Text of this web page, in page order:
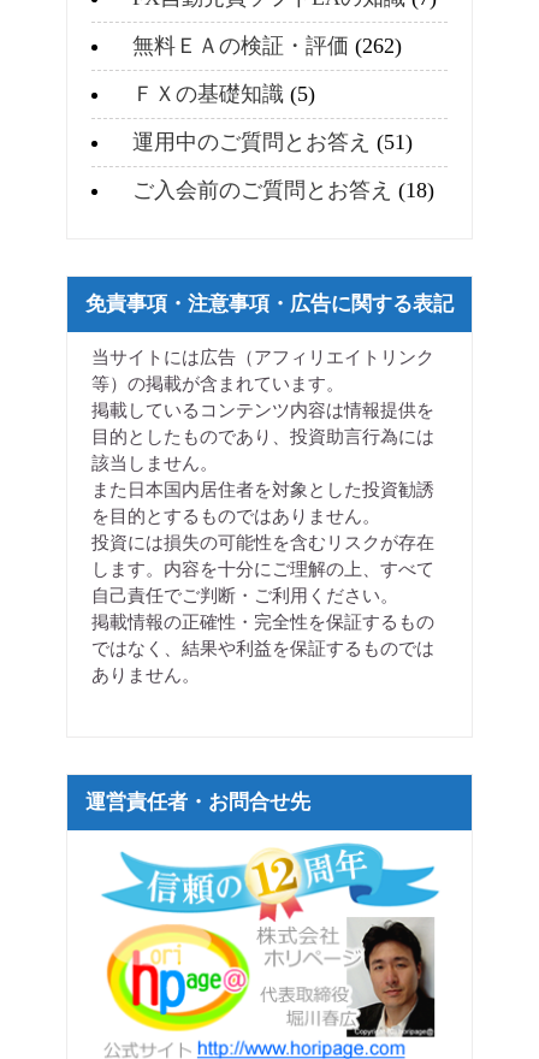
無料ＥＡの検証・評価 (262)
ＦＸの基礎知識 (5)
運用中のご質問とお答え (51)
ご入会前のご質問とお答え (18)
免責事項・注意事項・広告に関する表記
当サイトには広告（アフィリエイトリンク
等）の掲載が含まれています。
掲載しているコンテンツ内容は情報提供を
目的としたものであり、投資助言行為には
該当しません。
また日本国内居住者を対象とした投資勧誘
を目的とするものではありません。
投資には損失の可能性を含むリスクが存在
します。内容を十分にご理解の上、すべて
自己責任でご判断・ご利用ください。
掲載情報の正確性・完全性を保証するもの
ではなく、結果や利益を保証するものでは
ありません。
運営責任者・お問合せ先